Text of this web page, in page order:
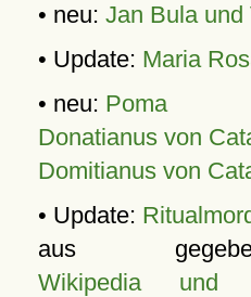
• neu: Jan Bula
• Update: Maria
• neu: Poma
Donatianus von
Domitianus von
• Update:
aus
Wikipedia und